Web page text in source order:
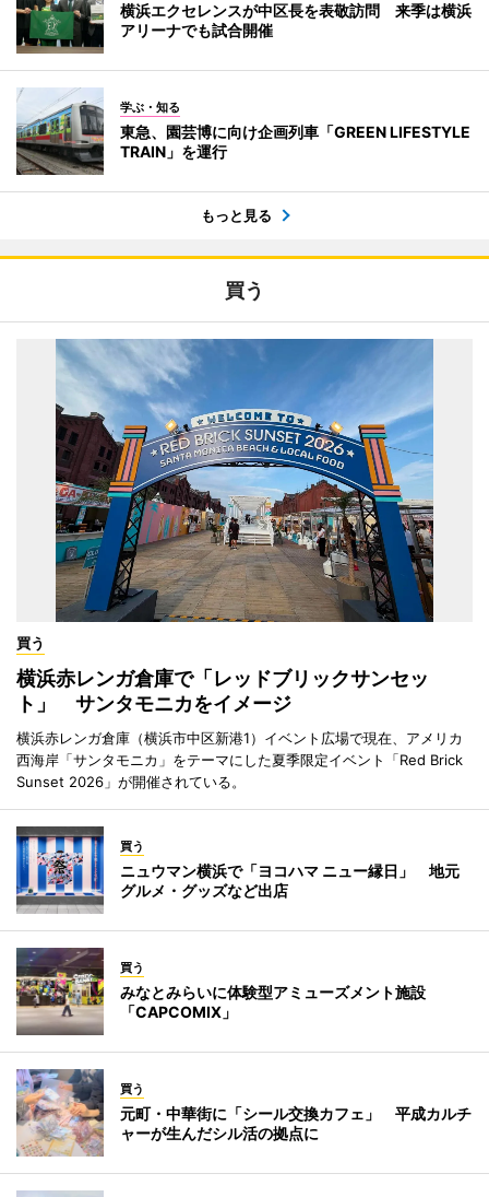
横浜エクセレンスが中区長を表敬訪問 来季は横浜
アリーナでも試合開催
学ぶ・知る
東急、園芸博に向け企画列車「GREEN LIFESTYLE
TRAIN」を運行
もっと見る
買う
買う
横浜赤レンガ倉庫で「レッドブリックサンセッ
ト」 サンタモニカをイメージ
横浜赤レンガ倉庫（横浜市中区新港1）イベント広場で現在、アメリカ
西海岸「サンタモニカ」をテーマにした夏季限定イベント「Red Brick
Sunset 2026」が開催されている。
買う
ニュウマン横浜で「ヨコハマ ニュー縁日」 地元
グルメ・グッズなど出店
買う
みなとみらいに体験型アミューズメント施設
「CAPCOMIX」
買う
元町・中華街に「シール交換カフェ」 平成カルチ
ャーが生んだシル活の拠点に